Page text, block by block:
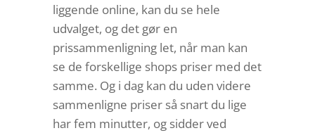
liggende online, kan du se hele
udvalget, og det gør en
prissammenligning let, når man kan
se de forskellige shops priser med det
samme. Og i dag kan du uden videre
sammenligne priser så snart du lige
har fem minutter, og sidder ved